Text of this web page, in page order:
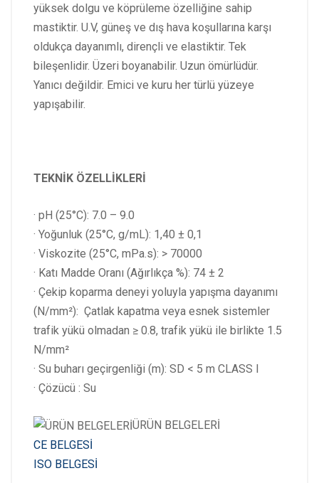
yüksek dolgu ve köprüleme özelliğine sahip
mastiktir. U.V, güneş ve dış hava koşullarına karşı
oldukça dayanımlı, dirençli ve elastiktir. Tek
bileşenlidir. Üzeri boyanabilir. Uzun ömürlüdür.
Yanıcı değildir. Emici ve kuru her türlü yüzeye
yapışabilir.
TEKNİK ÖZELLİKLERİ
· pH (25°C): 7.0 – 9.0
· Yoğunluk (25°C, g/mL): 1,40 ± 0,1
· Viskozite (25°C, mPa.s): > 70000
· Katı Madde Oranı (Ağırlıkça %): 74 ± 2
· Çekip koparma deneyi yoluyla yapışma dayanımı
(N/mm²): Çatlak kapatma veya esnek sistemler
trafik yükü olmadan ≥ 0.8, trafik yükü ile birlikte 1.5
N/mm²
· Su buharı geçirgenliği (m): SD < 5 m CLASS I
· Çözücü : Su
ÜRÜN BELGELERİ
CE BELGESİ
ISO BELGESİ